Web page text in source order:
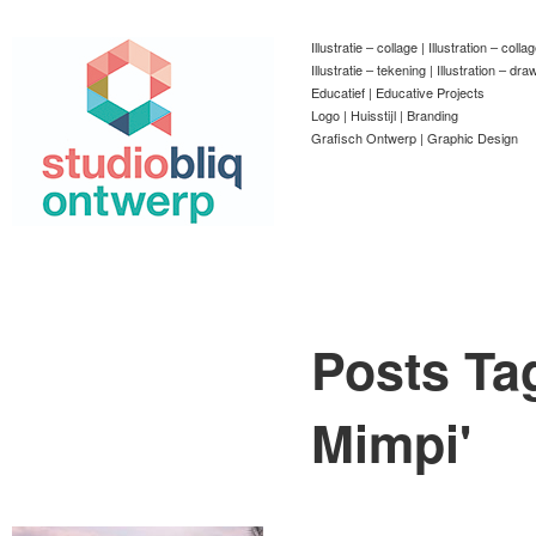
Illustratie – collage | Illustration –
Illustratie – tekening | Illustration –
Educatief | Educative Projects
Logo | Huisstijl | Branding
Grafisch Ontwerp | Graphic Design
Posts
Mimpi'